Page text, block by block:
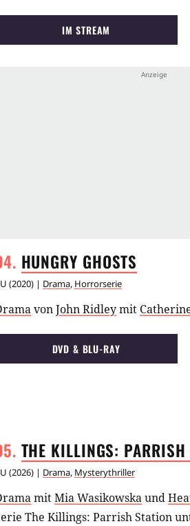
IM STREAM
HUNGRY GHOSTS
(2020) | Drama, Horrorserie
vonJohn Ridleymit
DVD & BLU-RAY
THE KILLINGS: PARRISH
(2026) | Drama, Mysterythriller
mitMia Wasikowskaund
The Killings: Parrish Station